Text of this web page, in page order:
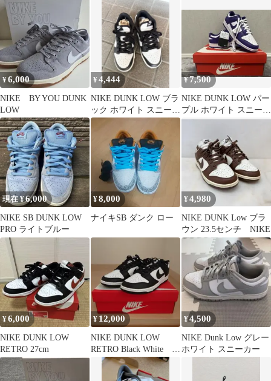
¥6,000
NIKE BY YOU DUNK
LOW
¥4,444
NIKE DUNK LOW ブラ
ック ホワイト スニーカ
ー
¥7,500
NIKE DUNK LOW パー
プル ホワイト スニーカ
ー
現在 ¥6,000
NIKE SB DUNK LOW
PRO ライトブルー
¥8,000
ナイキSB ダンク ロー
¥4,980
NIKE DUNK Low ブラ
ウン 23.5センチ NIKE
¥6,000
NIKE DUNK LOW
RETRO 27cm
¥ 12,000
NIKE DUNK LOW
RETRO Black White
26.5cm
¥4,500
NIKE Dunk Low グレー
ホワイト スニーカー